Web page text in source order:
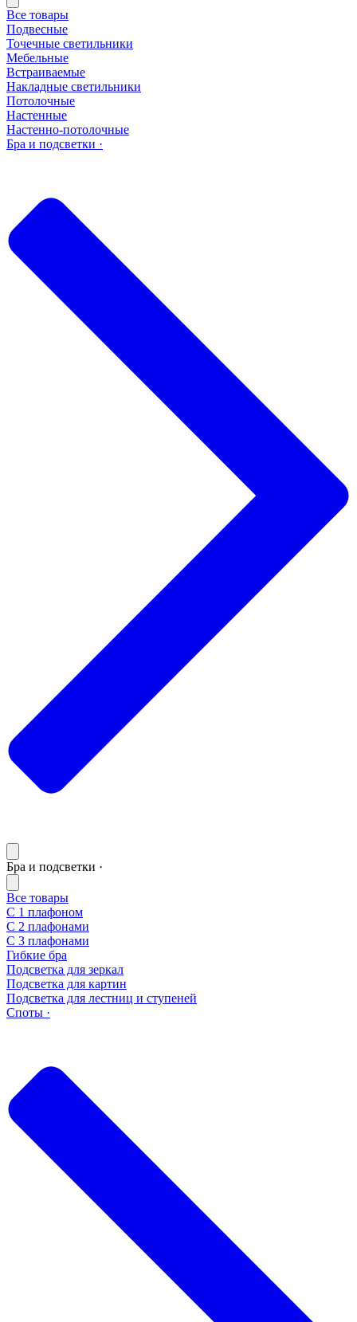
Все товары
Подвесные
Точечные светильники
Мебельные
Встраиваемые
Накладные светильники
Потолочные
Настенные
Настенно-потолочные
Бра и подсветки ·
Бра и подсветки ·
Все товары
С 1 плафоном
С 2 плафонами
С 3 плафонами
Гибкие бра
Подсветка для зеркал
Подсветка для картин
Подсветка для лестниц и ступеней
Споты ·